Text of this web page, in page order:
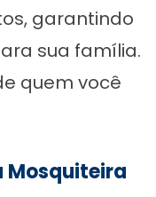
garantindo
sua família.
quem você
Mosquiteira